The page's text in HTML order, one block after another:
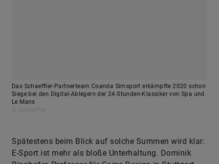
Spätestens beim Blick auf solche Summen wird klar:
E-Sport ist mehr als bloße Unterhaltung. Dominik
und ein Kulturgut mit großem Einfluss. Ich gehe
sogar so weit: Unsere Zukunft wird wesentlich durch